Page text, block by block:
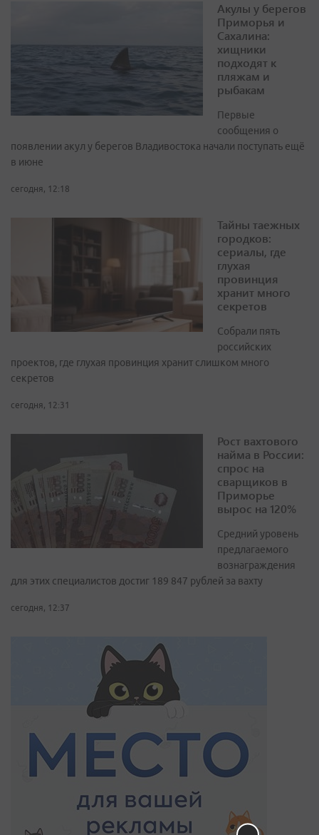
Акулы у берегов
Приморья и
Сахалина:
хищники
подходят к
пляжам и
рыбакам
Первые
сообщения о
появлении акул у берегов Владивостока начали поступать ещё
в июне
сегодня, 12:18
Тайны таежных
городков:
сериалы, где
глухая
провинция
хранит много
секретов
Собрали пять
российских
проектов, где глухая провинция хранит слишком много
секретов
сегодня, 12:31
Рост вахтового
найма в России:
спрос на
сварщиков в
Приморье
вырос на 120%
Средний уровень
предлагаемого
вознаграждения
для этих специалистов достиг 189 847 рублей за вахту
сегодня, 12:37